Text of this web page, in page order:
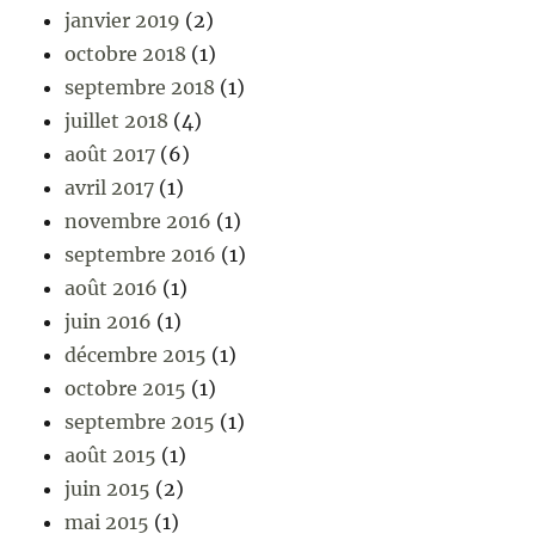
janvier 2019 (2)
octobre 2018 (1)
septembre 2018 (1)
juillet 2018 (4)
août 2017 (6)
avril 2017 (1)
novembre 2016 (1)
septembre 2016 (1)
août 2016 (1)
juin 2016 (1)
décembre 2015 (1)
octobre 2015 (1)
septembre 2015 (1)
août 2015 (1)
juin 2015 (2)
mai 2015 (1)